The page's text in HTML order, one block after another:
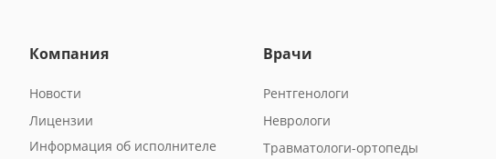
Компания
Новости
Лицензии
Информация об исполнителе
Врачи
Рентгенологи
Неврологи
Травматологи-ортопеды